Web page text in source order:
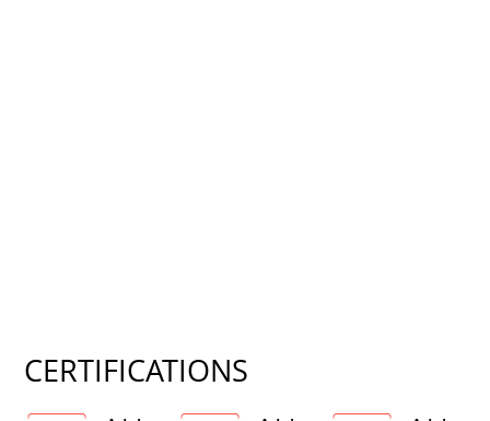
CERTIFICATIONS